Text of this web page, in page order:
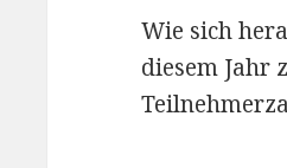
Wie sich
diesem Jahr